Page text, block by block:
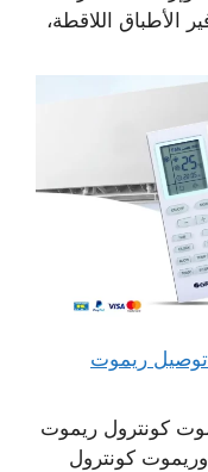
الأطباق اللاقطة،
توصيل ريموت للمنزل 66041166 توصيل ريموت
كونترول ريموت
كونترول